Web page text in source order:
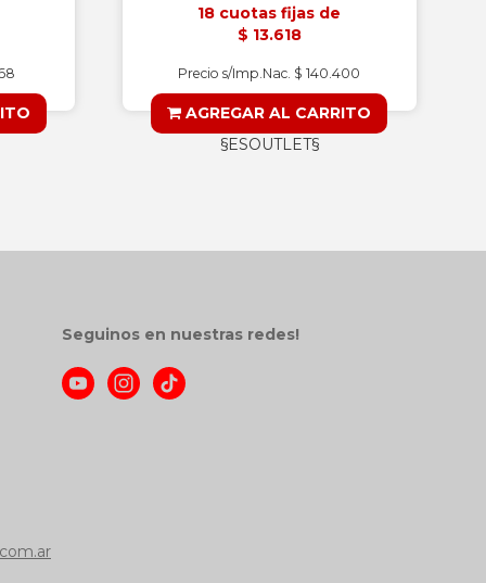
18 cuotas fijas de
$ 13.618
Precio s/Imp.Nac. $ 140.400
AGREGAR AL CARRITO
§ESOUTLET§
Seguinos en nuestras redes!